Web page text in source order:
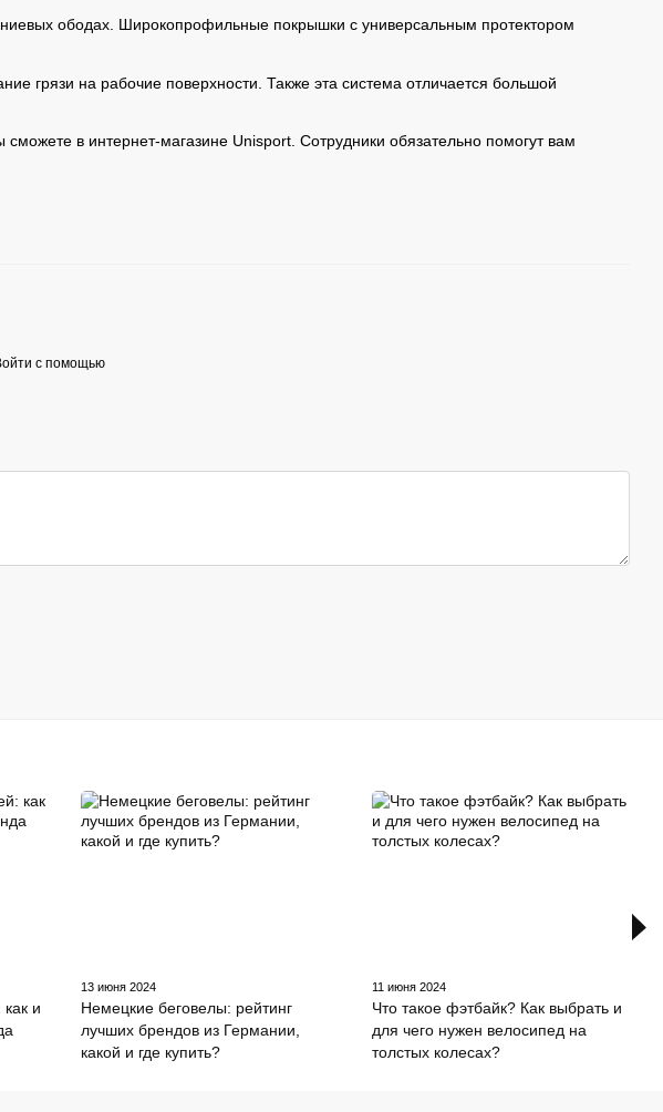
ободах. Широкопрофильные покрышки с универсальным протектором
грязи на рабочие поверхности. Также эта система отличается большой
в интернет-магазине Unisport. Сотрудники обязательно помогут вам
с помощью
и
13 июня 2024
Немецкие беговелы: рейтинг
лучших брендов из Германии,
какой и где купить?
11 июня 2024
Что такое фэтбайк? Как выбрать и
для чего нужен велосипед на
толстых колесах?